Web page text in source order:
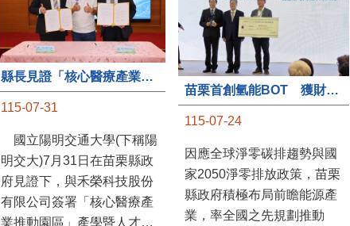
縣長見證「核心醫療產業推動園區」產學合作簽約儀式
115-07-31
國立陽明交通大學(下稱陽
明交大)7月31日在苗栗縣政
府見證下，與禾榮科技股份
有限公司簽署「核心醫療產
業推動園區」產學暨人才培
苗栗首創氫能BOT 獲財政部「突破之翼」肯定
115-07-24
因應全球淨零碳排趨勢與國
家2050淨零排放政策，苗栗
縣政府積極布局前瞻能源產
業，率全國之先規劃推動